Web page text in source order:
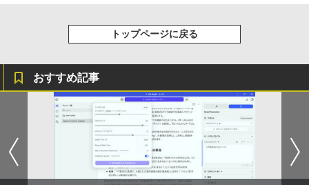
トップページに戻る
おすすめ記事